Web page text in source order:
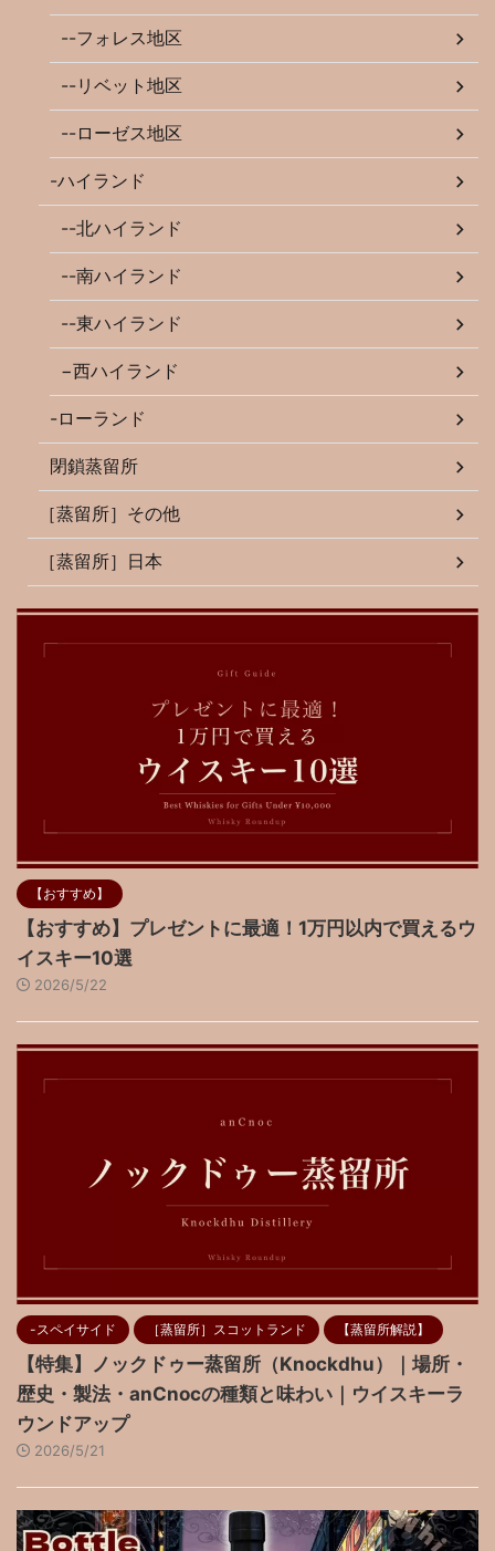
--フォレス地区
--リベット地区
--ローゼス地区
-ハイランド
--北ハイランド
--南ハイランド
--東ハイランド
−西ハイランド
-ローランド
閉鎖蒸留所
［蒸留所］その他
［蒸留所］日本
【おすすめ】
【おすすめ】プレゼントに最適！1万円以内で買えるウ
イスキー10選
2026/5/22
-スペイサイド ［蒸留所］スコットランド 【蒸留所解説】
【特集】ノックドゥー蒸留所（Knockdhu）｜場所・
歴史・製法・anCnocの種類と味わい｜ウイスキーラ
ウンドアップ
2026/5/21